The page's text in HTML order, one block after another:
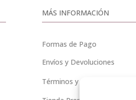
MÁS INFORMACIÓN
Formas de Pago
Envíos y Devoluciones
Términos y Condiciones